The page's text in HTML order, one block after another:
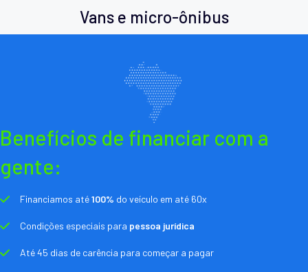
Vans e micro-ônibus
Benefícios de financiar com a
gente:
Financiamos até100% do veículo em até 60x
Condições especiais para pessoa jurídica
Até 45 dias de carência para começar a pagar